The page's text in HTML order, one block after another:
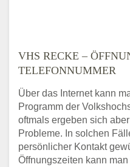
VHS RECKE –
TELEFONNUMMER
Über das Internet kann
Programm der
oftmals ergeben sich
Probleme. In solchen
persönlicher Kontakt
Öffnungszeiten kann